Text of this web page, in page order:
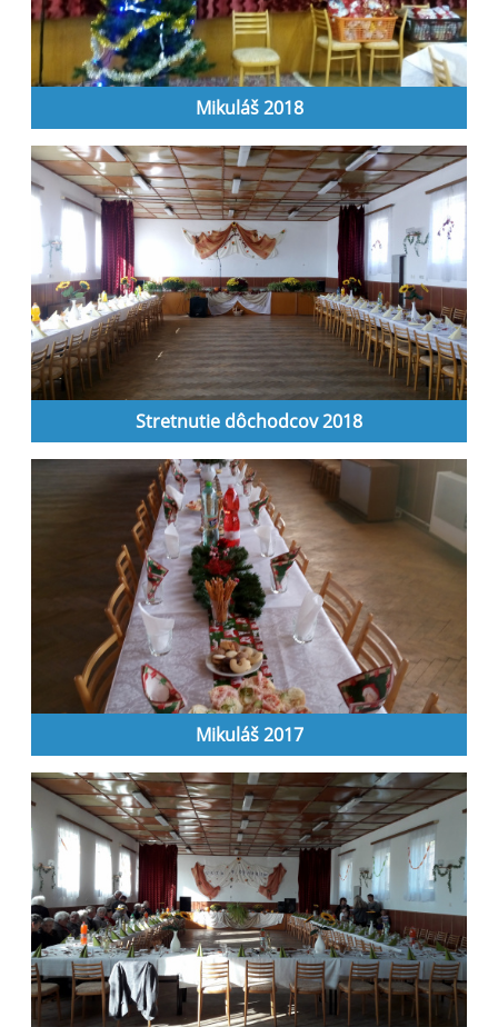
Mikuláš 2018
Stretnutie dôchodcov 2018
Mikuláš 2017